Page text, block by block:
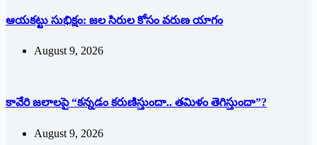
ఆయకట్టు సుభిక్షం: జల సిరుల కోసం వరుణ యాగం
August 9, 2026
కావేరి జలాలపై “కన్నడం కరుణిస్తుందా.. తమిళం తెగిస్తుందా”?
August 9, 2026